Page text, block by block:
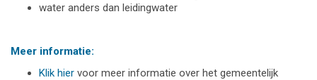
water anders dan leidingwater
Meer informatie:
Klik hier voor meer informatie over het gemeentelijk